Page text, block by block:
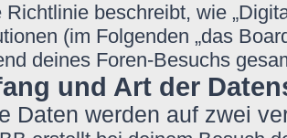
Richtlinie beschreibt, wie
(im Folgenden „das
deines Foren-Besuchs
und Art der
Daten werden auf zwei